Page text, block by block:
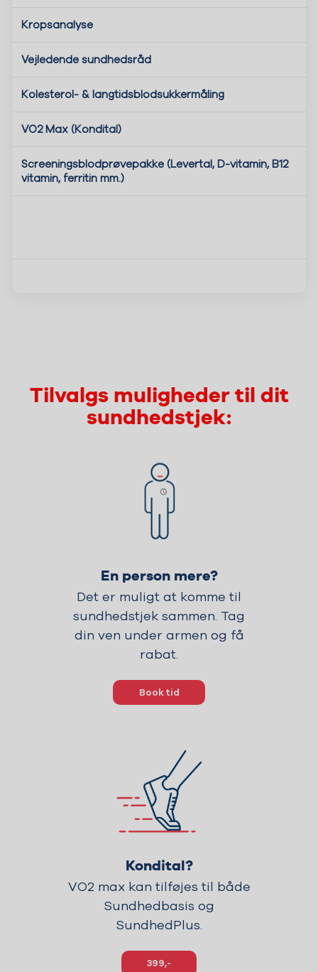
Kropsanalyse
Vejledende sundhedsråd
Kolesterol- & langtidsblodsukkermåling
VO2 Max (Kondital)
Screeningsblodprøvepakke (Levertal, D-vitamin, B12
vitamin, ferritin mm.)
Tilvalgs muligheder til dit
sundhedstjek:
En person mere?
Det er muligt at komme til
sundhedstjek sammen. Tag
din ven under armen og få
rabat.
Book tid
Kondital?
VO2 max kan tilføjes til både
Sundhedbasis og
SundhedPlus.
399,-